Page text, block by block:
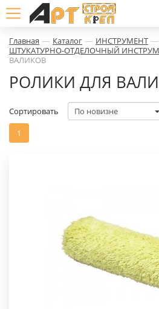
Главная — Каталог — ИНСТРУМЕНТ —
ШТУКАТУРНО-ОТДЕЛОЧНЫЙ
ВАЛИКОВ
РОЛИКИ ДЛЯ
1
Сортировать